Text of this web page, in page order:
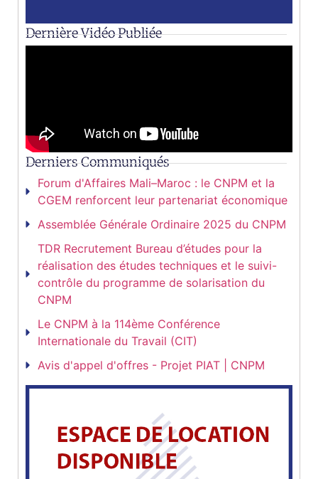
Dernière Vidéo Publiée
Derniers Communiqués
Forum d'Affaires Mali–Maroc : le CNPM et la
CGEM renforcent leur partenariat économique
Assemblée Générale Ordinaire 2025 du CNPM
TDR Recrutement Bureau d’études pour la
réalisation des études techniques et le suivi-
contrôle du programme de solarisation du
CNPM
Le CNPM à la 114ème Conférence
Internationale du Travail (CIT)
Avis d'appel d'offres - Projet PIAT | CNPM